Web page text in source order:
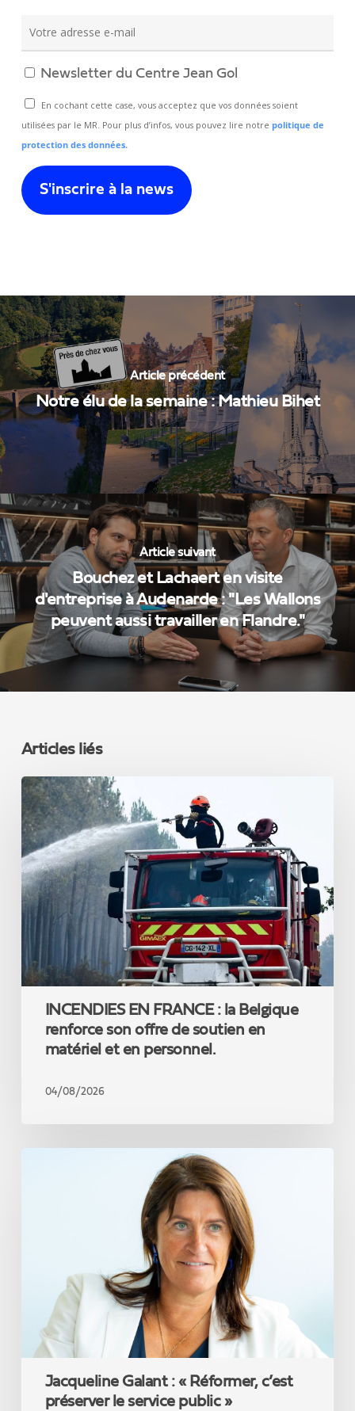
Newsletter du Centre Jean Gol
En cochant cette case, vous acceptez que vos données soient
utilisées par le MR. Pour plus d’infos, vous pouvez lire notrepolitique de
protection des données.
Article précédent
Notre élu de la semaine : Mathieu Bihet
Article suivant
Bouchez et Lachaert en visite
d'entreprise à Audenarde : "Les Wallons
peuvent aussi travailler en Flandre."
Articles liés
INCENDIES
EN
FRANCE
:
la
Belgique
renforce
son
soutien
en
personnel.
INCENDIES EN FRANCE : la Belgique
renforce son offre de soutien en
matériel et en personnel.
04/08/2026
service
public
Jacqueline Galant : « Réformer, c’est
préserver le service public »